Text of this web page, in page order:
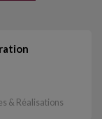
& Réalisations